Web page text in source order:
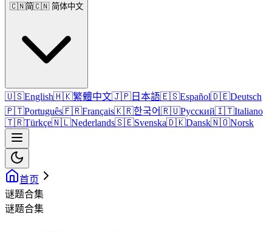
🇨🇳简🇨🇳 简体中文
🇺🇸English🇭🇰繁體中文🇯🇵 日本語🇪🇸Español🇩🇪Deutsch
🇵🇹Português🇫🇷Français🇰🇷한국어🇷🇺Русский🇮🇹Italiano
🇹🇷Türkçe🇳🇱Nederlands🇸🇪Svenska🇩🇰Dansk🇳🇴Norsk
首页
谜题合集
谜题合集